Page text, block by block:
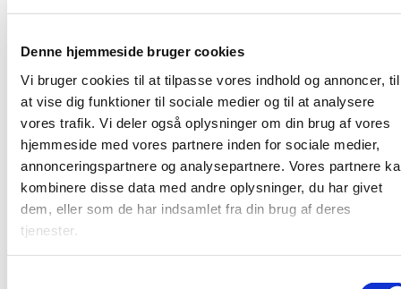
Denne hjemmeside bruger cookies
Vi bruger cookies til at tilpasse vores indhold og annoncer, til
at vise dig funktioner til sociale medier og til at analysere
vores trafik. Vi deler også oplysninger om din brug af vores
hjemmeside med vores partnere inden for sociale medier,
annonceringspartnere og analysepartnere. Vores partnere
kombinere disse data med andre oplysninger, du har givet
dem, eller som de har indsamlet fra din brug af deres
tjenester.
21:00
Vi ser filmen "The Chosen" sammen
Vi ser "The Chosen"